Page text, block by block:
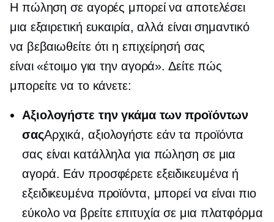
Η πώληση σε αγορές μπορεί να αποτελέσει
μια εξαιρετική ευκαιρία, αλλά είναι σημαντικό
να βεβαιωθείτε ότι η επιχείρησή σας
είναι «έτοιμο για την αγορά». Δείτε πώς
μπορείτε να το κάνετε:
Αξιολογήστε την γκάμα των προϊόντων
σαςΑρχικά, αξιολογήστε εάν τα προϊόντα
σας είναι κατάλληλα για πώληση σε μια
αγορά. Εάν προσφέρετε εξειδικευμένα ή
εξειδικευμένα προϊόντα, μπορεί να είναι πιο
εύκολο να βρείτε επιτυχία σε μια πλατφόρμα